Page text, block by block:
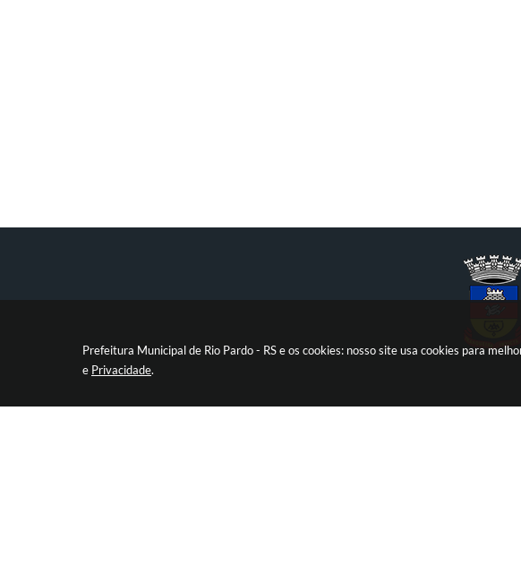
Prefeitura Municipal de Rio Pardo - RS e os cookies: nosso site usa cookies para
e Privacidade.